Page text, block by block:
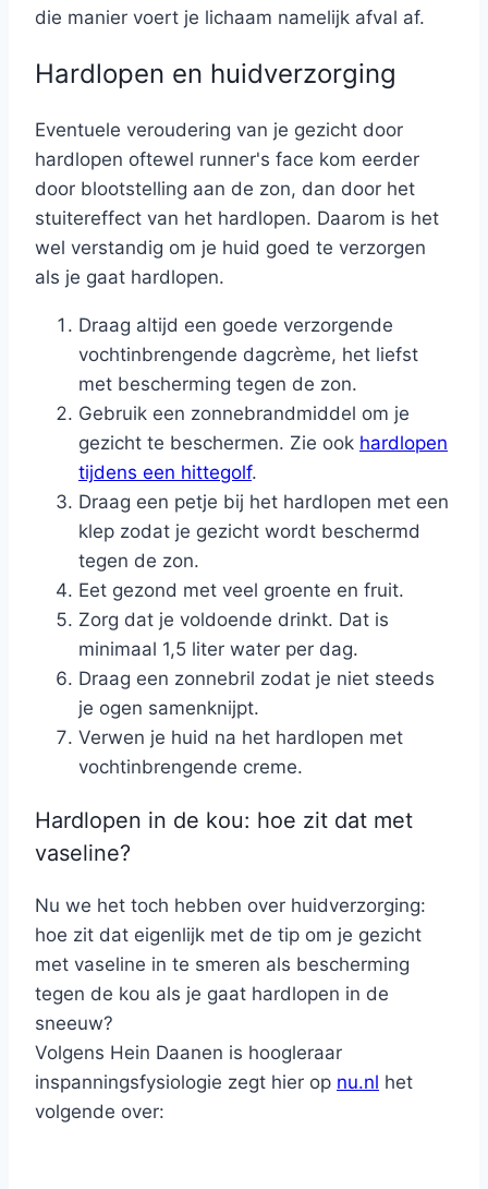
die manier voert je lichaam namelijk afval af.
Hardlopen en huidverzorging
Eventuele veroudering van je gezicht door
hardlopen oftewel runner's face kom eerder
door blootstelling aan de zon, dan door het
stuitereffect van het hardlopen. Daarom is het
wel verstandig om je huid goed te verzorgen
als je gaat hardlopen.
Draag altijd een goede verzorgende
vochtinbrengende dagcrème, het liefst
met bescherming tegen de zon.
Gebruik een zonnebrandmiddel om je
gezicht te beschermen. Zie ook hardlopen
tijdens een hittegolf.
Draag een petje bij het hardlopen met een
klep zodat je gezicht wordt beschermd
tegen de zon.
Eet gezond met veel groente en fruit.
Zorg dat je voldoende drinkt. Dat is
minimaal 1,5 liter water per dag.
Draag een zonnebril zodat je niet steeds
je ogen samenknijpt.
Verwen je huid na het hardlopen met
vochtinbrengende creme.
Hardlopen in de kou: hoe zit dat met
vaseline?
Nu we het toch hebben over huidverzorging:
hoe zit dat eigenlijk met de tip om je gezicht
met vaseline in te smeren als bescherming
tegen de kou als je gaat hardlopen in de
sneeuw?
Volgens Hein Daanen is hoogleraar
inspanningsfysiologie zegt hier op nu.nl het
volgende over: